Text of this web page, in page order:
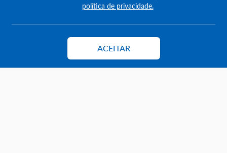
política de privacidade.
ACEITAR